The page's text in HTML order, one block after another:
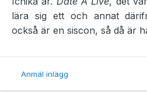
lära sig ett och annat
också är en siscon, så då är
Anmäl inlägg